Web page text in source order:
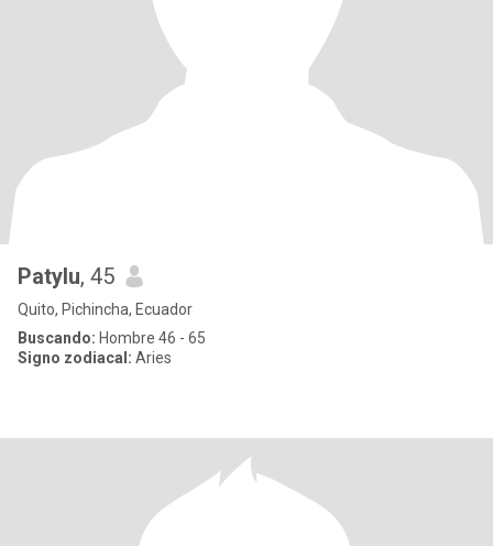
Patylu, 45
Quito, Pichincha, Ecuador
Buscando: Hombre 46 - 65
Signo zodiacal: Aries